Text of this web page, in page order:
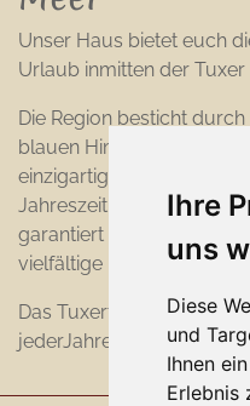
Ihre
uns
Diese
und
Ihnen
Erlebnis
Unser Haus bietet euch
Urlaub inmitten der
Die Region besticht
blauen Himmel und den
einzigartiges Panorama
Jahreszeit – Frühling,
garantiert das Tuxertal
vielfältige
Das Tuxertal bietet rund
jederJahreszeit ein ganz